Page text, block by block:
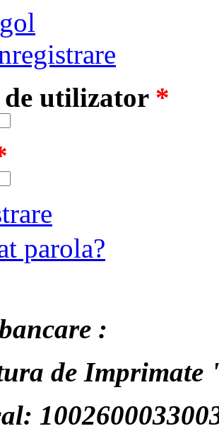
de utilizator *
parola?
:
de Imprimate